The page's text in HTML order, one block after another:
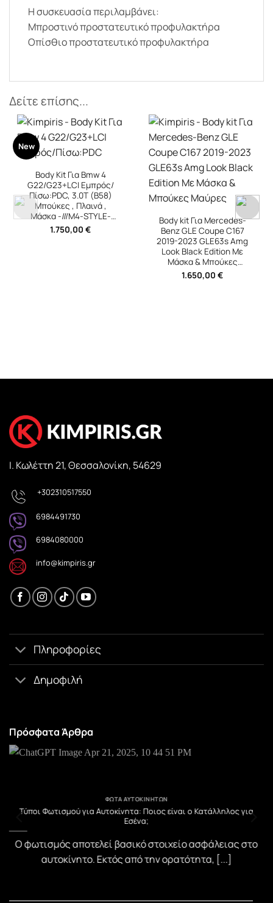
Η συσκευασία περιλαμβάνει:
Μπροστινό προστατευτικό προφυλακτήρα
Οπίσθιο προστατευτικό προφυλακτήρα
Δείτε επίσης...
Body kit Για Mercedes-
Benz GLE Coupe C167
Body Kit Για Bmw 1 F40
19-24 M-Performance /
135i M-Tech Look 11-15
Ι. Κωλέττη 21, Θεσσαλονίκη, 54629
+302310517550
6984491730
6984080000
info@kimpiris.gr
Πληροφορίες
Δημοφιλή
Πρόσφατα Άρθρα
ΦΏΤΑ ΑΥΤΟΚΙΝΉΤΩΝ
Τύποι Φωτισμού για Αυτοκίνητα: Ποιος είναι ο Κατάλληλος για
Εσένα;
Ο φωτισμός αποτελεί βασικό στοιχείο ασφάλειας στο
αυτοκίνητο. Εκτός από την ορατότητα, [...]